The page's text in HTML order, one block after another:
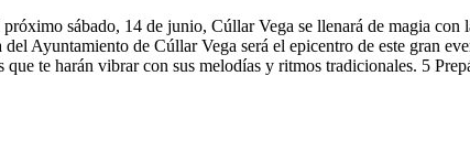
sábado, 14 de junio, Cúllar Vega se llenará de magia
Ayuntamiento de Cúllar Vega será el epicentro de este gran
que te harán vibrar con sus melodías y ritmos tradicionales. 5